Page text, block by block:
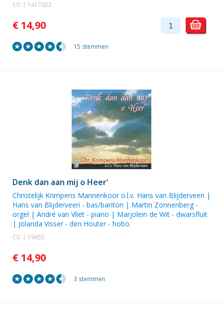
CD | 1417022
€ 14,90
15 stemmen
Denk dan aan mij o Heer'
Christelijk Krimpens Mannenkoor o.l.v. Hans van Blijderveen |
Hans van Blijderveen - bas/bariton | Martin Zonnenberg-
orgel | André van Vliet - piano | Marjolein de Wit - dwarsfluit
| Jolanda Visser - den Houter- hobo.
CD | 19655
€ 14,90
3 stemmen